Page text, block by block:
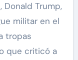
militar en el
tropas
que criticó a